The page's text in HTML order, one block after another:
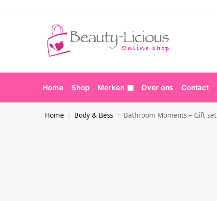
Home Shop Merken Over ons Contact
Home / Body & Bess / Bathroom Moments – Gift set